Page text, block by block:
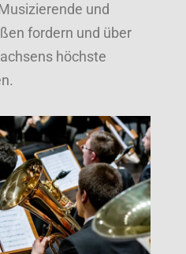
und
fordern und über
höchste